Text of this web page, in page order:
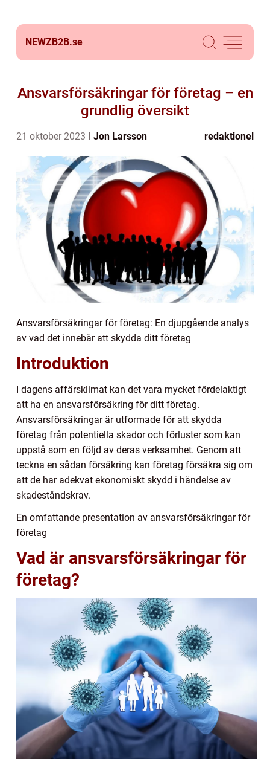
NEWZB2B.se
Ansvarsförsäkringar för företag – en
grundlig översikt
21 oktober 2023 Jon Larsson redaktionel
Ansvarsförsäkringar för företag: En djupgående analys
av vad det innebär att skydda ditt företag
Introduktion
I dagens affärsklimat kan det vara mycket fördelaktigt
att ha en ansvarsförsäkring för ditt företag.
Ansvarsförsäkringar är utformade för att skydda
företag från potentiella skador och förluster som kan
uppstå som en följd av deras verksamhet. Genom att
teckna en sådan försäkring kan företag försäkra sig om
att de har adekvat ekonomiskt skydd i händelse av
skadeståndskrav.
En omfattande presentation av ansvarsförsäkringar för
företag
Vad är ansvarsförsäkringar för
företag?